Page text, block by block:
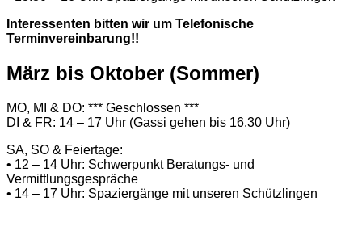
Interessenten bitten wir um Telefonische
Terminvereinbarung!!
März bis Oktober (Sommer)
MO, MI & DO: *** Geschlossen ***
DI & FR: 14 – 17 Uhr (Gassi gehen bis 16.30 Uhr)
SA, SO & Feiertage:
• 12 – 14 Uhr: Schwerpunkt Beratungs- und
Vermittlungsgespräche
• 14 – 17 Uhr: Spaziergänge mit unseren Schützlingen